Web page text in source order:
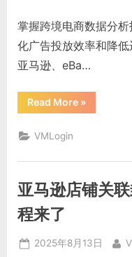
掌握跨境电商数据分
化广告投放效率和降
亚马逊、eBa…
Read More“跨
境
分
技
巧：
多
全
管
»
VMLogin
亚马逊店铺关
程来了
Posted
2025年8月13日